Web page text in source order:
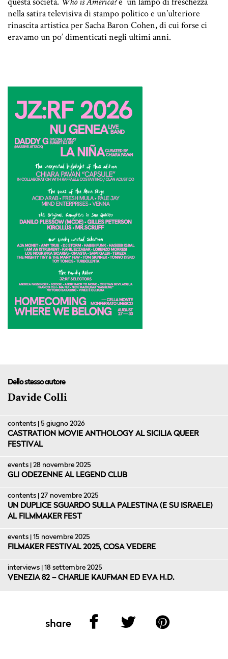
nella satira televisiva di stampo politico e un’ulteriore
rinascita artistica per Sacha Baron Cohen, di cui forse ci
eravamo un po’ dimenticati negli ultimi anni.
Dello stesso autore
Davide Colli
contents | 5 giugno 2026
CASTRATION MOVIE ANTHOLOGY AL SICILIA QUEER
FESTIVAL
events | 28 novembre 2025
GLI ODEZENNE AL LEGEND CLUB
contents | 27 novembre 2025
UN DUPLICE SGUARDO SULLA PALESTINA (E SU ISRAELE)
AL FILMMAKER FEST
events | 15 novembre 2025
FILMAKER FESTIVAL 2025, COSA VEDERE
interviews | 18 settembre 2025
VENEZIA 82 – CHARLIE KAUFMAN ED EVA H.D.
share